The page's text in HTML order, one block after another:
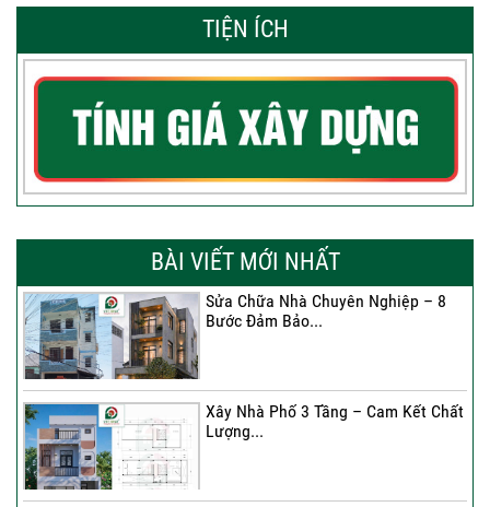
TIỆN ÍCH
BÀI VIẾT MỚI NHẤT
Sửa Chữa Nhà Chuyên Nghiệp – 8
Bước Đảm Bảo...
Xây Nhà Phố 3 Tầng – Cam Kết Chất
Lượng...